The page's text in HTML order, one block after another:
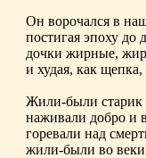
Он ворочался в
постигая эпоху до
дочки жирные,
и худая, как
Жили-были старик
наживали добро и
горевали над
жили-были во веки